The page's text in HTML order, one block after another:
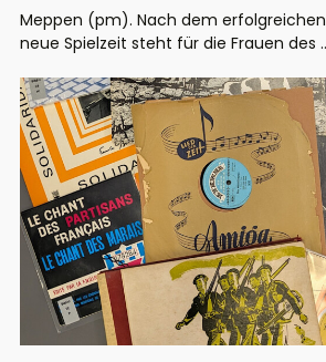
Meppen (pm). Nach dem
neue Spielzeit steht für die Frauen des